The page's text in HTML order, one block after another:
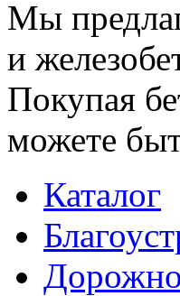
Мы
и
Покупая
можете
Каталог